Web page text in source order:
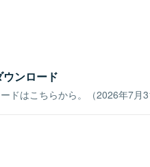
ンロード
ドはこちらから。（2026年7月